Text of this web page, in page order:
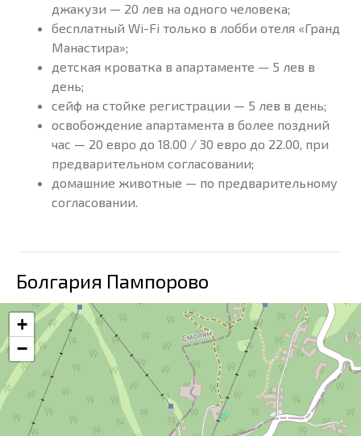
джакузи — 20 лев на одного человека;
бесплатный Wi-Fi только в лобби отеля «Гранд
Манастира»;
детская кроватка в апартаменте — 5 лев в
день;
сейф на стойке регистрации — 5 лев в день;
освобождение апартамента в более поздний
час — 20 евро до 18.00 / 30 евро до 22.00, при
предварительном согласовании;
домашние животные — по предварительному
согласовании.
Болгария Пампорово
+
−